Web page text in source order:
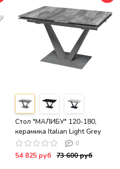
Стол "МАЛИБУ" 120-180,
керамика Italian Light Grey
глянцевый, R-6, опоры черный
муар
0
54 825 руб 73 600 руб